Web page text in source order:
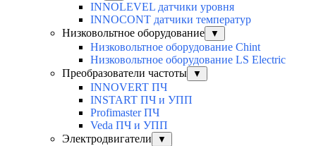
INNOLEVEL датчики уровня
INNOCONT датчики температур
Низковольтное оборудование
▼
Низковольтное оборудование Chint
Низковольтное оборудование LS Electric
Преобразователи частоты
▼
INNOVERT ПЧ
INSTART ПЧ и УПП
Profimaster ПЧ
Veda ПЧ и УПП
Электродвигатели
▼